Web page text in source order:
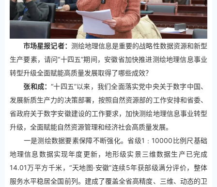
市场星报记者： 测绘地理信息是重要的战略性数据资源和新型
生产要素，请问“十四五”期间，安徽省加快推进测绘地理信息事业
转型升级全面赋能高质量发展取得了哪些成效？
张和成：“十四五”以来，我们全面落实党中央关于数字中国、
发展新质生产力的决策部署，按照自然资源部的工作安排和省委、
省政府关于数字安徽建设的工作要求，加快测绘地理信息事业转型
升级，全面赋能自然资源管理和经济社会高质量发展。
一是测绘数据要素保障不断强化。省级1﹕10000比例尺基础
地理信息数据实现年度更新，地形级实景三维数据生产已完成
14.01万平方千米，“天地图·安徽”连续5年获部级满分评价，整体
服务水平稳居全国前列。建成了覆盖全省高精度、三维、动态的卫